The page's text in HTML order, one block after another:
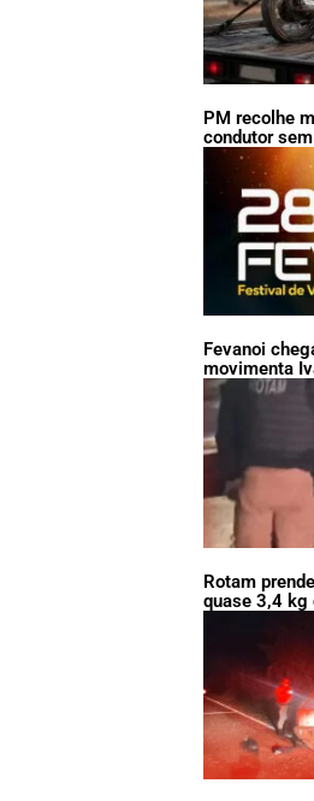
PM recolhe
condutor
Fevanoi
movimenta
Rotam
quase 3,4 kg